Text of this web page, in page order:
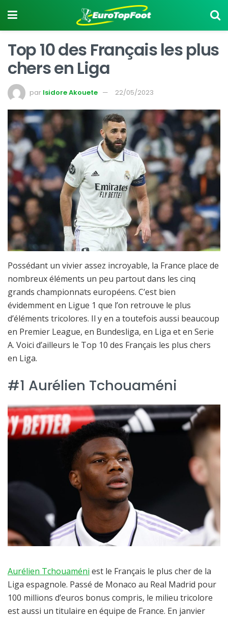
Top 10 des Français les plus
chers en Liga
par Isidore Akouete 22/05/2023
Possédant un vivier assez incroyable, la France place de
nombreux éléments un peu partout dans les cinq
grands championnats européens. C’est bien
évidemment en Ligue 1 que l’on retrouve le plus
d’éléments tricolores. Il y en a toutefois aussi beaucoup
en Premier League, en Bundesliga, en Liga et en Serie
A. Voici d’ailleurs le Top 10 des Français les plus chers
en Liga.
#1 Aurélien Tchouaméni
Aurélien Tchouaméni est le Français le plus cher de la
Liga espagnole. Passé de Monaco au Real Madrid pour
100 millions d’euros bonus compris, le milieu tricolore
est aussi un titulaire en équipe de France. En janvier